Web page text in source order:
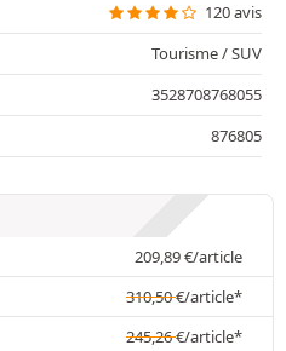
120 avis
Tourisme / SUV
3528708768055
876805
209,89€/article
310,50€/article*
245,26€/article*